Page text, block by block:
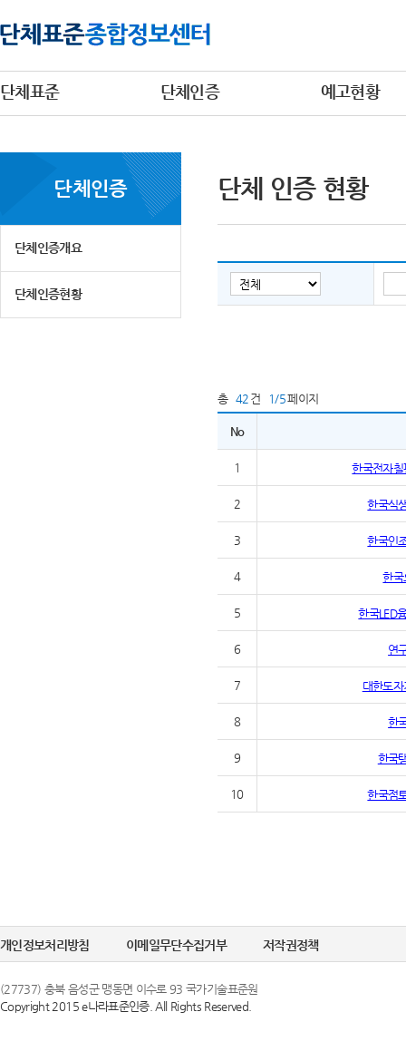
단체표준 단체인증 예고현황
단체인증
단체인증개요
단체인증현황
단체 인증 현황
총 42 건 1/5페이지
No
1 한국전자
2 한국식
3 한국인
4 한국
5 한국LED
6 연
7 대한도
8 한
9 한국
10 한국점
개인정보처리방침 이메일무단수집거부 저작권정책
(27737) 충북 음성군 맹동면 이수로 93 국가기술표준원
Copyright 2015 e나라표준인증. All Rights Reserved.